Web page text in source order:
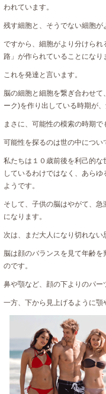
われています。
残す細胞と、そうでない細胞が
ですから、細胞がより分けら
路」が作られていることになり
これを発達と言います。
脳の細胞と細胞を繋ぎ合わせ
ーク)を作り出している時期が
まさに、可能性の模索の時期で
可能性を探るのは世の中につい
私たちは１０歳前後を利己的
しているわけではなく、あら
ようです。
そして、子供の脳はやがて、
になります。
次は、まだ大人になり切れない
脳は顔のバランスを見て年齢
のです。
鼻や顎など、顔の下よりのパー
一方、下から見上げるように顎